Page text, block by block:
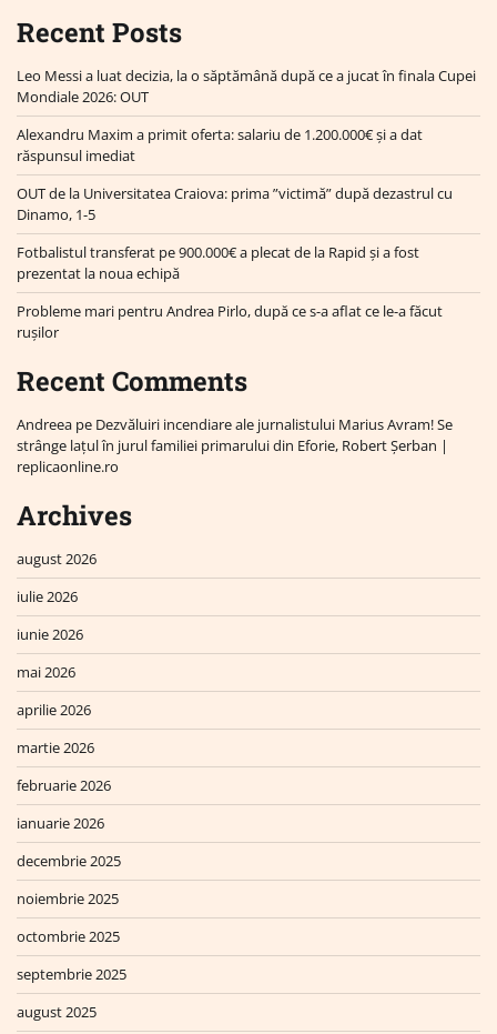
Recent Posts
Leo Messi a luat decizia, la o săptămână după ce a jucat în finala Cupei
Mondiale 2026: OUT
Alexandru Maxim a primit oferta: salariu de 1.200.000€ și a dat
răspunsul imediat
OUT de la Universitatea Craiova: prima ”victimă” după dezastrul cu
Dinamo, 1-5
Fotbalistul transferat pe 900.000€ a plecat de la Rapid și a fost
prezentat la noua echipă
Probleme mari pentru Andrea Pirlo, după ce s-a aflat ce le-a făcut
rușilor
Recent Comments
Andreea pe Dezvăluiri incendiare ale jurnalistului Marius Avram! Se
strânge lațul în jurul familiei primarului din Eforie, Robert Șerban |
replicaonline.ro
Archives
august 2026
iulie 2026
iunie 2026
mai 2026
aprilie 2026
martie 2026
februarie 2026
ianuarie 2026
decembrie 2025
noiembrie 2025
octombrie 2025
septembrie 2025
august 2025